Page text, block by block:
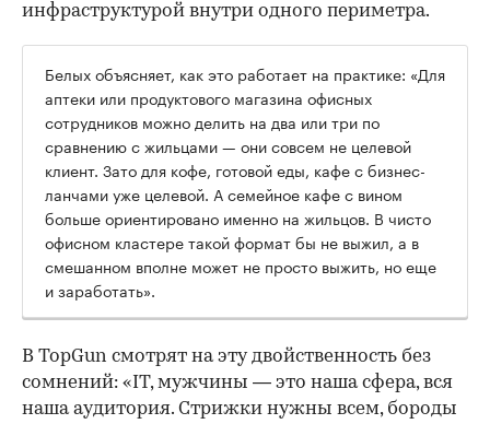
инфраструктурой внутри одного периметра.
Белых объясняет, как это работает на практике: «Для
аптеки или продуктового магазина офисных
сотрудников можно делить на два или три по
сравнению с жильцами — они совсем не целевой
клиент. Зато для кофе, готовой еды, кафе с бизнес-
ланчами уже целевой. А семейное кафе с вином
больше ориентировано именно на жильцов. В чисто
офисном кластере такой формат бы не выжил, а в
смешанном вполне может не просто выжить, но еще
и заработать».
В TopGun смотрят на эту двойственность без
сомнений: «IT, мужчины — это наша сфера, вся
наша аудитория. Стрижки нужны всем, бороды